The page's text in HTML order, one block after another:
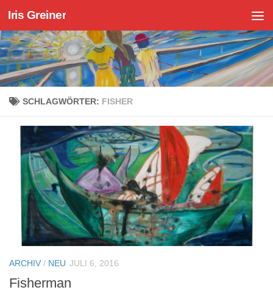
Zum Inhalt springen
Iris Greiner
SCHLAGWÖRTER: FISHER
ARCHIV / NEU JULI 6, 2016
Fisherman